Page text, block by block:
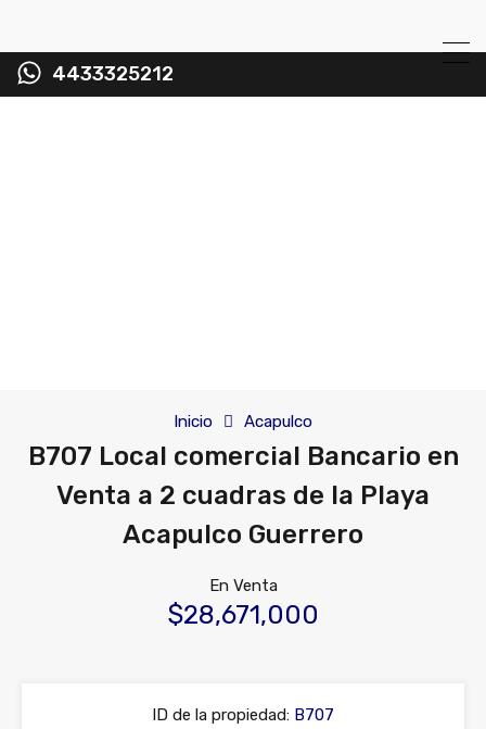
4433325212
Inicio Acapulco
B707 Local comercial Bancario en
Venta a 2 cuadras de la Playa
Acapulco Guerrero
En Venta
$28,671,000
ID de la propiedad: B707